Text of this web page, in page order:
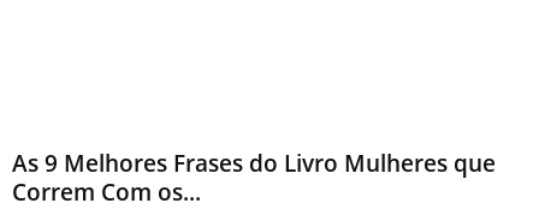
As 9 Melhores Frases do Livro Mulheres que
Correm Com os...